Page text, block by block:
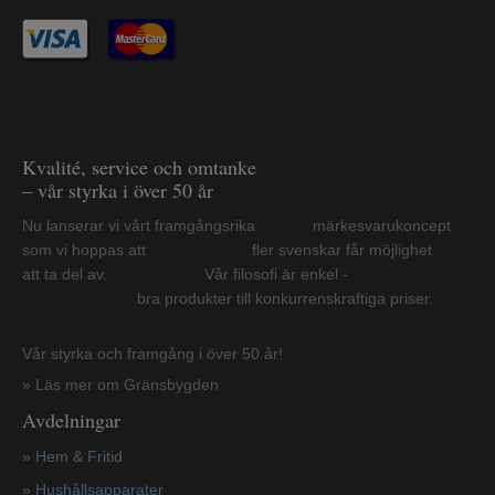
Kvalité, service och omtanke
– vår styrka i över 50 år
Nu lanserar vi vårt framgångsrika märkesvarukoncept
som vi hoppas att fler svenskar får möjlighet
att ta del av. Vår filosofi är enkel -
bra produkter till konkurrenskraftiga priser.
Vår styrka och framgång i över 50 år!
» Läs mer om Gränsbygden
Avdelningar
» Hem & Fritid
» Hushållsapparater